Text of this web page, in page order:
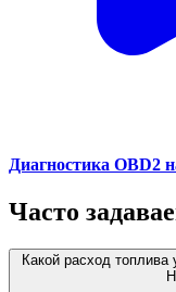
Диагностика OBD2
Часто
Какой расход